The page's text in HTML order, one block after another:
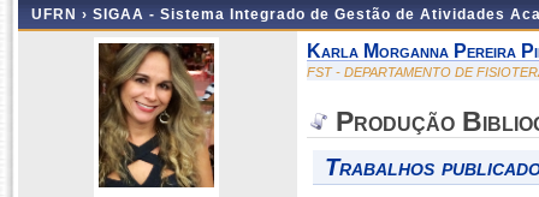
UFRN › SIGAA - Sistema Integrado de Gestão de Atividades
Karla Morganna Pereira
FST - DEPARTAMENTO DE
Produção
Trabalhos